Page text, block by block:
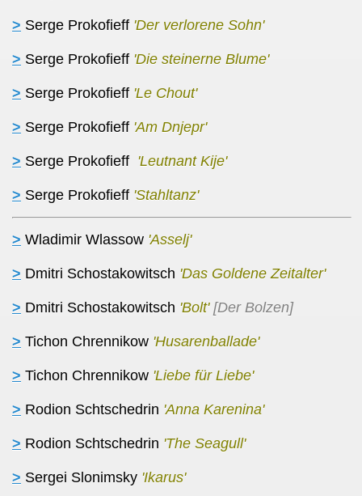
> Serge Prokofieff 'Der verlorene Sohn'
> Serge Prokofieff 'Die steinerne Blume'
> Serge Prokofieff 'Le Chout'
> Serge Prokofieff 'Am Dnjepr'
> Serge Prokofieff 'Leutnant Kije'
> Serge Prokofieff 'Stahltanz'
> Wladimir Wlassow 'Asselj'
> Dmitri Schostakowitsch 'Das Goldene Zeitalter'
> Dmitri Schostakowitsch 'Bolt' [Der Bolzen]
> Tichon Chrennikow 'Husarenballade'
> Tichon Chrennikow 'Liebe für Liebe'
> Rodion Schtschedrin 'Anna Karenina'
> Rodion Schtschedrin 'The Seagull'
> Sergei Slonimsky 'Ikarus'